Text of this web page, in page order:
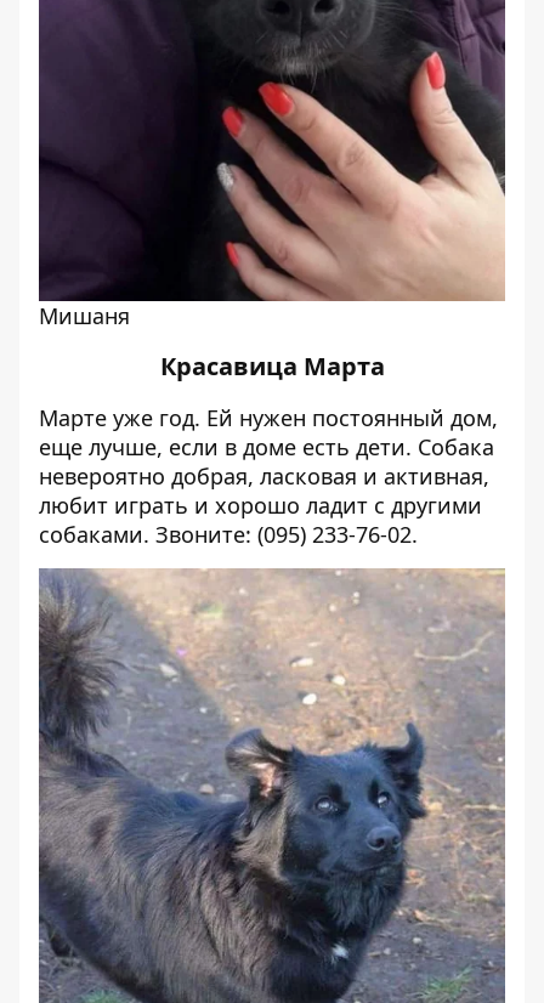
Мишаня
Красавица Марта
Марте уже год. Ей нужен постоянный дом,
еще лучше, если в доме есть дети. Собака
невероятно добрая, ласковая и активная,
любит играть и хорошо ладит с другими
собаками. Звоните: (095) 233-76-02.